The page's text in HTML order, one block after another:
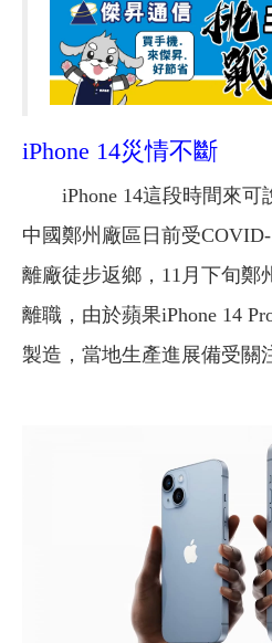
iPhone 14災情不斷
iPhone 14這段時間來
中國鄭州廠區日前受
離廠徒步返鄉，11月下旬鄭
離職，由於蘋果iPhone 14
製造，當地生產進展備受關